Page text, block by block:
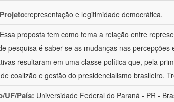
representação e legitimidade democrática.
Essa proposta tem como tema a relação entre
pesquisa é saber se as mudanças nas
resultaram em uma classe política que, pela
coalizão e gestão do presidencialismo brasileiro.
UF/País: Universidade Federal do Paraná - PR -